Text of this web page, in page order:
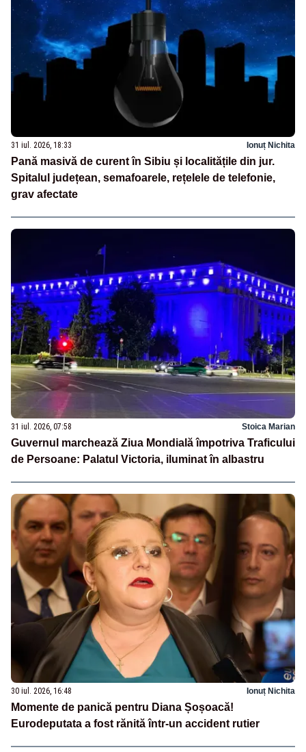
31 iul. 2026, 18:33 Ionuț Nichita
Pană masivă de curent în Sibiu și localitățile din jur.
Spitalul județean, semafoarele, rețelele de telefonie,
grav afectate
31 iul. 2026, 07:58 Stoica Marian
Guvernul marchează Ziua Mondială împotriva Traficului
de Persoane: Palatul Victoria, iluminat în albastru
30 iul. 2026, 16:48 Ionuț Nichita
Momente de panică pentru Diana Șoșoacă!
Eurodeputata a fost rănită într-un accident rutier